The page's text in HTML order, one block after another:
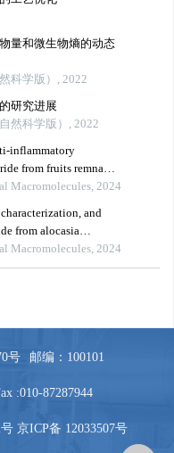
号 邮编：100101
:010-87287944
京ICP备 12033507号